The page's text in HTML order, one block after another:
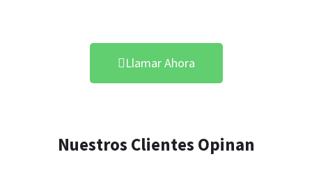
Llamar Ahora
Nuestros Clientes Opinan